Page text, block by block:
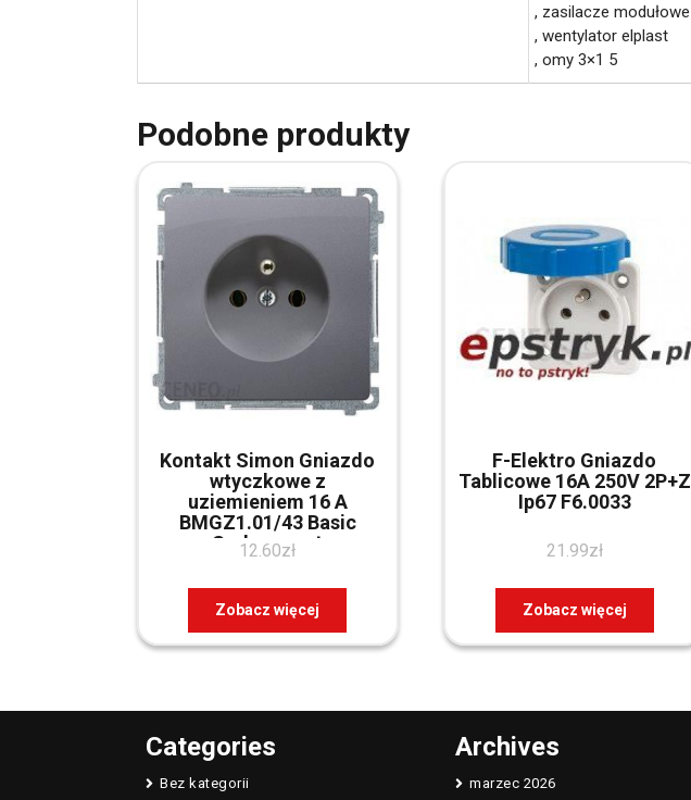
, zasilacze modułowe
, wentylator elplast
, omy 3×1 5
Podobne produkty
Kontakt Simon Gniazdo
wtyczkowe z
uziemieniem 16 A
BMGZ1.01/43 Basic
Srebrny mat
12.60zł
Zobacz więcej
F-Elektro Gniazdo
Tablicowe 16A 250V 2P+Z
Ip67 F6.0033
21.99zł
Zobacz więcej
Categories
Bez kategorii
Archives
marzec 2026